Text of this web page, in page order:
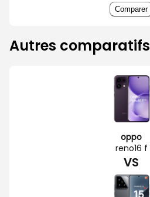
Comparer
Autres comparatifs
oppo
reno16 f
VS